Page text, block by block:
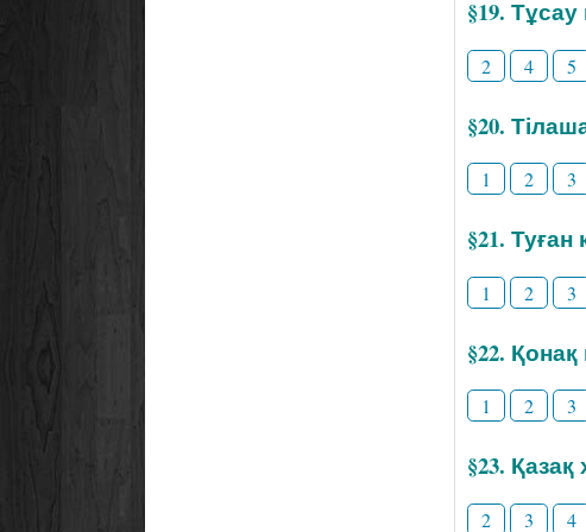
§19. Тұсау
2 4 5
§20.
1 2 3
§21. Туған
1 2 3
§22. Қонақ
1 2 3
§23.
2 3 4